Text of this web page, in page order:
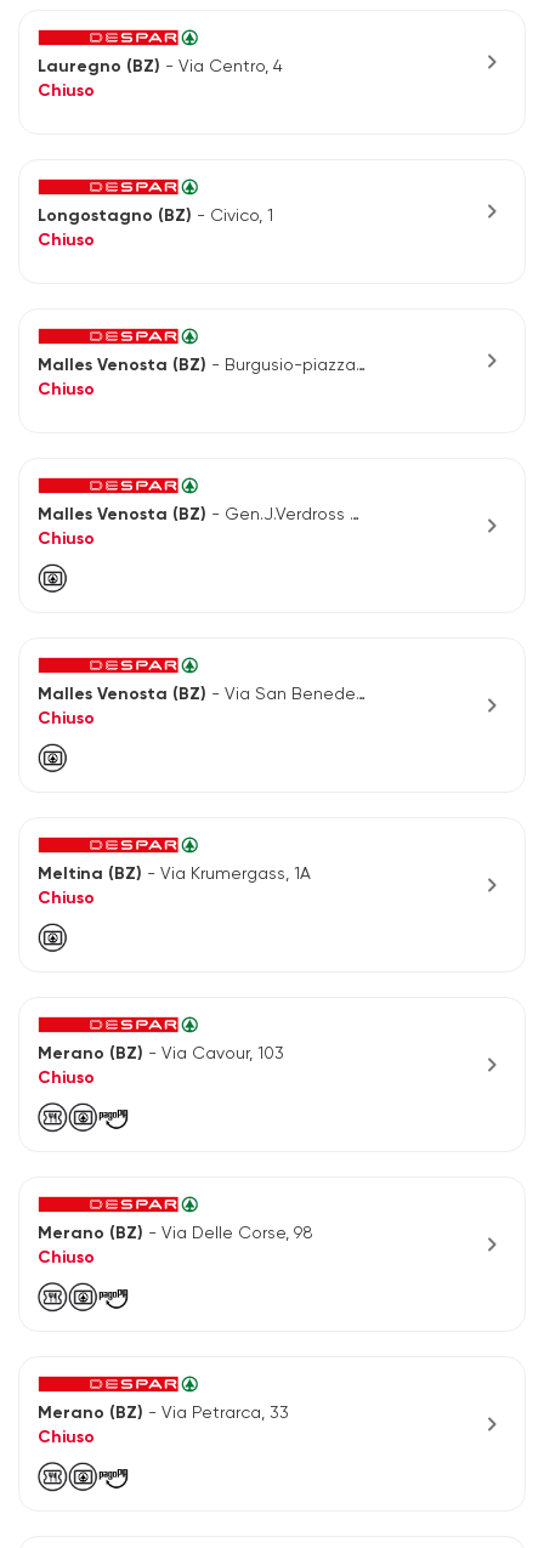
Lauregno (BZ) - Via Centro, 4
Chiuso
chevron_right
Longostagno (BZ) - Civico, 1
Chiuso
chevron_right
Malles Venosta (BZ) - Burgusio-piazza Paese 135
Chiuso
chevron_right
Malles Venosta (BZ) - Gen.J.Verdross Strasse, 12/b
Chiuso
chevron_right
Malles Venosta (BZ) - Via San Benedetto n.6
Chiuso
chevron_right
Meltina (BZ) - Via Krumergass, 1A
Chiuso
chevron_right
Merano (BZ) - Via Cavour, 103
Chiuso
chevron_right
Merano (BZ) - Via Delle Corse, 98
Chiuso
chevron_right
Merano (BZ) - Via Petrarca, 33
Chiuso
chevron_right